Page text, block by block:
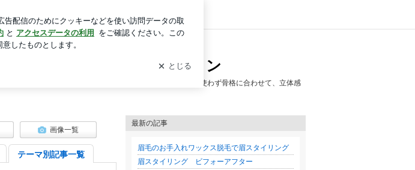
ロン
ログイン
眉スタイリング＆育毛サロン
原町丸太町交差点徒歩１分 眉スタイリングはプレートを使わず骨格に合わせて、立体感
画像一覧
テーマ別記事一覧
最新の記事
眉毛のお手入れワックス脱毛で眉スタイリング
眉スタイリング ビフォーアフター